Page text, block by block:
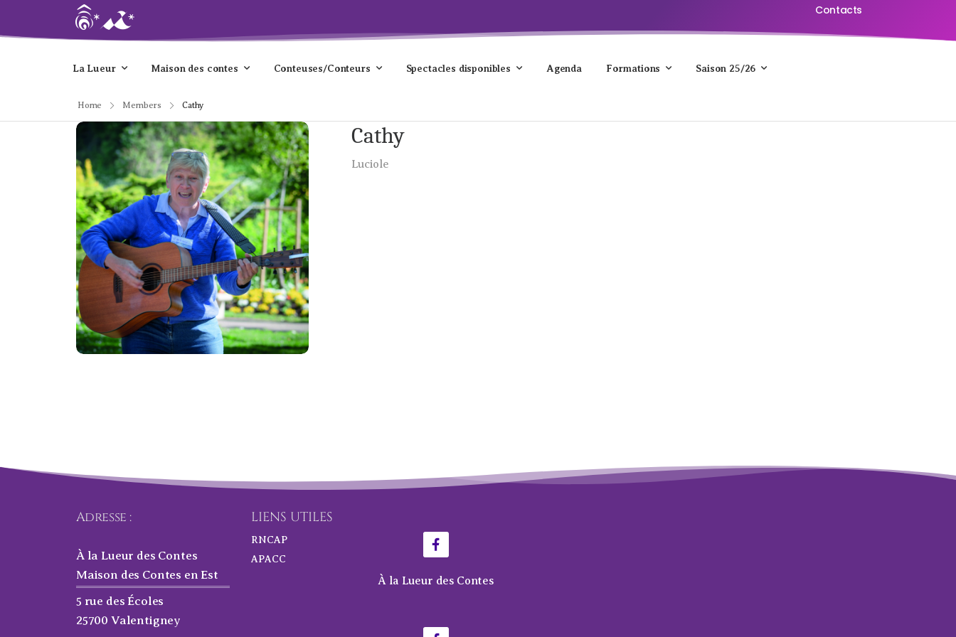
Contacts
La Lueur Maison des contes Conteuses/Conteurs Spectacles disponibles Agenda Formations Saison 25/26
Home Members Cathy
Cathy
Luciole
Adresse :
À la Lueur des Contes
Maison des Contes en Est
5 rue des Écoles
25700 Valentigney
LIENS UTILES
RNCAP
APACC
À la Lueur des Contes